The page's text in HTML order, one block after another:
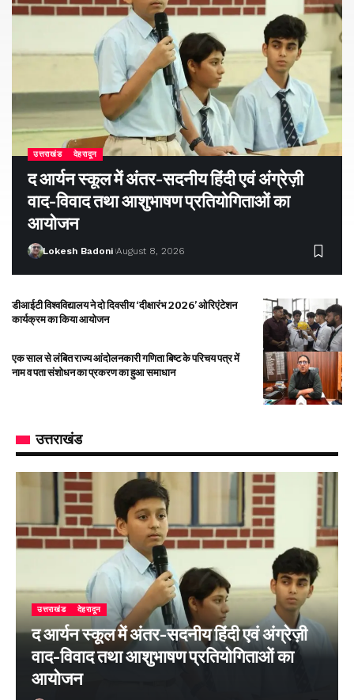
उत्तराखंड देहरादून
द आर्यन स्कूल में अंतर-सदनीय हिंदी एवं अंग्रेज़ी
वाद-विवाद तथा आशुभाषण प्रतियोगिताओं का
आयोजन
Lokesh Badoni August 8, 2026
डीआईटी विश्वविद्यालय ने दो दिवसीय ‘दीक्षारंभ 2026’ ओरिएंटेशन
कार्यक्रम का किया आयोजन
एक साल से लंबित राज्य आंदोलनकारी गणिता बिष्ट के परिचय पत्र में
नाम व पता संशोधन का प्रकरण का हुआ समाधान
उत्तराखंड
उत्तराखंड देहरादून
द आर्यन स्कूल में अंतर-सदनीय हिंदी एवं अंग्रेज़ी
वाद-विवाद तथा आशुभाषण प्रतियोगिताओं का
आयोजन